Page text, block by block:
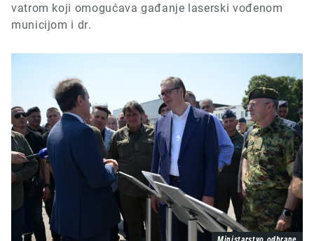
vatrom koji omogućava gađanje laserski vođenom
municijom i dr.